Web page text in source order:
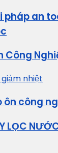
pháp an
Công
nhiệt
ôn công
LỌC